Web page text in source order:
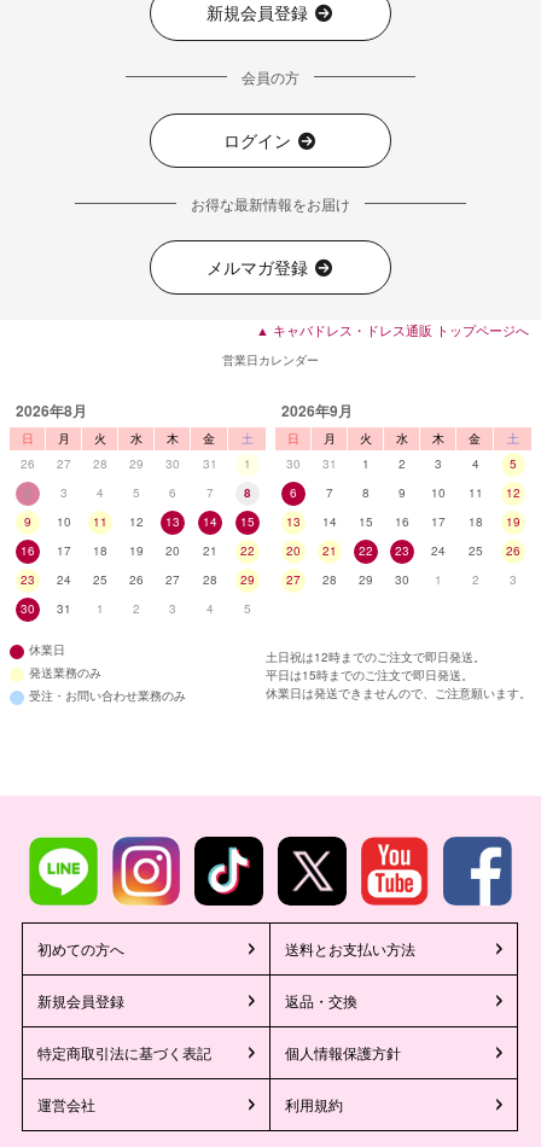
新規会員登録
会員の方
ログイン
お得な最新情報をお届け
メルマガ登録
▲ キャバドレス・ドレス通販 トップページへ
営業日カレンダー
2026年8月
日 月 火 水 木 金
土
26
27 28 29 30 31
1
2
3 4 5 6 7
8
9
10 11 12 13 14
15
16
17 18 19 20 21
22
23
24 25 26 27 28
29
30
31 1 2 3 4 5
2026年9月
日 月 火 水 木 金
土
30
31 1 2 3 4
5
6
7 8 9 10 11
12
13
14 15 16 17 18
19
20
21 22 23 24 25
26
27
28 29 30 1 2 3
休業日
発送業務のみ
受注・お問い合わせ業務のみ
土日祝は12時までのご注文で即日発送。
平日は15時までのご注文で即日発送。
休業日は発送できませんので、ご注意願います。
初めての方へ 送料とお支払い方法
新規会員登録 返品・交換
特定商取引法に基づく表記 個人情報保護方針
運営会社 利用規約